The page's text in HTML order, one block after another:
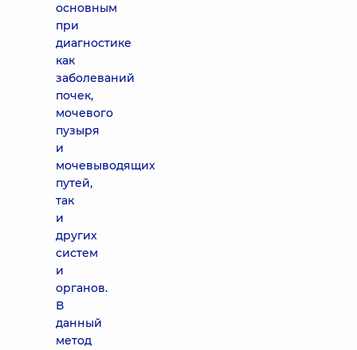
основным
при
диагностике
как
заболеваний
почек,
мочевого
пузыря
и
мочевыводящих
путей,
так
и
других
систем
и
органов.
В
данный
метод